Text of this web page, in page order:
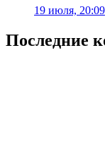
19 июля, 20:09
Последние